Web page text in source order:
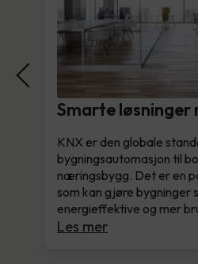
Smarte løsninger
KNX er den globale
bygningsautomasjon til
næringsbygg. Det er en
som kan gjøre bygninger
energieffektive og mer
Les mer